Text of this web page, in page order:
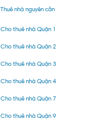
Thuê nhà nguyên căn
Cho thuê nhà Quận 1
Cho thuê nhà Quận 2
Cho thuê nhà Quận 3
Cho thuê nhà Quận 4
Cho thuê nhà Quận 7
Cho thuê nhà Quận 9